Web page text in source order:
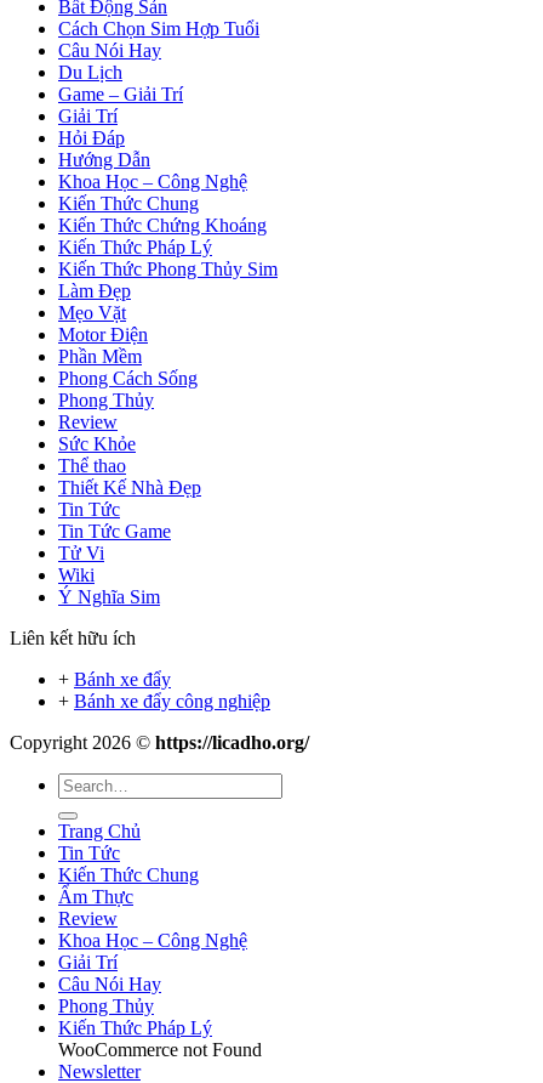
Bất Động Sản
Cách Chọn Sim Hợp Tuổi
Câu Nói Hay
Du Lịch
Game – Giải Trí
Giải Trí
Hỏi Đáp
Hướng Dẫn
Khoa Học – Công Nghệ
Kiến Thức Chung
Kiến Thức Chứng Khoáng
Kiến Thức Pháp Lý
Kiến Thức Phong Thủy Sim
Làm Đẹp
Mẹo Vặt
Motor Điện
Phần Mềm
Phong Cách Sống
Phong Thủy
Review
Sức Khỏe
Thể thao
Thiết Kế Nhà Đẹp
Tin Tức
Tin Tức Game
Tử Vi
Wiki
Ý Nghĩa Sim
Liên kết hữu ích
+ Bánh xe đẩy
+ Bánh xe đẩy công nghiệp
Copyright 2026 © https://licadho.org/
Trang Chủ
Tin Tức
Kiến Thức Chung
Ẩm Thực
Review
Khoa Học – Công Nghệ
Giải Trí
Câu Nói Hay
Phong Thủy
Kiến Thức Pháp Lý
WooCommerce not Found
Newsletter